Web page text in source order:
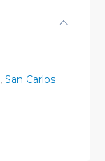
, San Carlos